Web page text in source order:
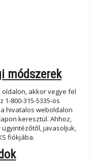
módszerek
oldalon, akkor vegye fel
800-315-5335-ös
hivatalos weboldalon
keresztül. Ahhoz,
javasoljuk,
fiókjába.